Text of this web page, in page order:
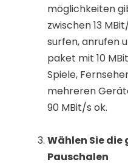
möglichkeiten
zwischen 13
surfen, anrufen
paket mit 10
Spiele,
mehreren
90 MBit/s ok.
Wählen Sie
Pauschalen